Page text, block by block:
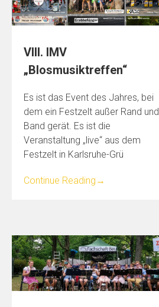
VIII. IMV
„Blosmusiktreffen“
Es ist das Event des Jahres, bei
dem ein Festzelt außer Rand und
Band gerät. Es ist die
Veranstaltung „live“ aus dem
Festzelt in Karlsruhe-Grü
Continue Reading →